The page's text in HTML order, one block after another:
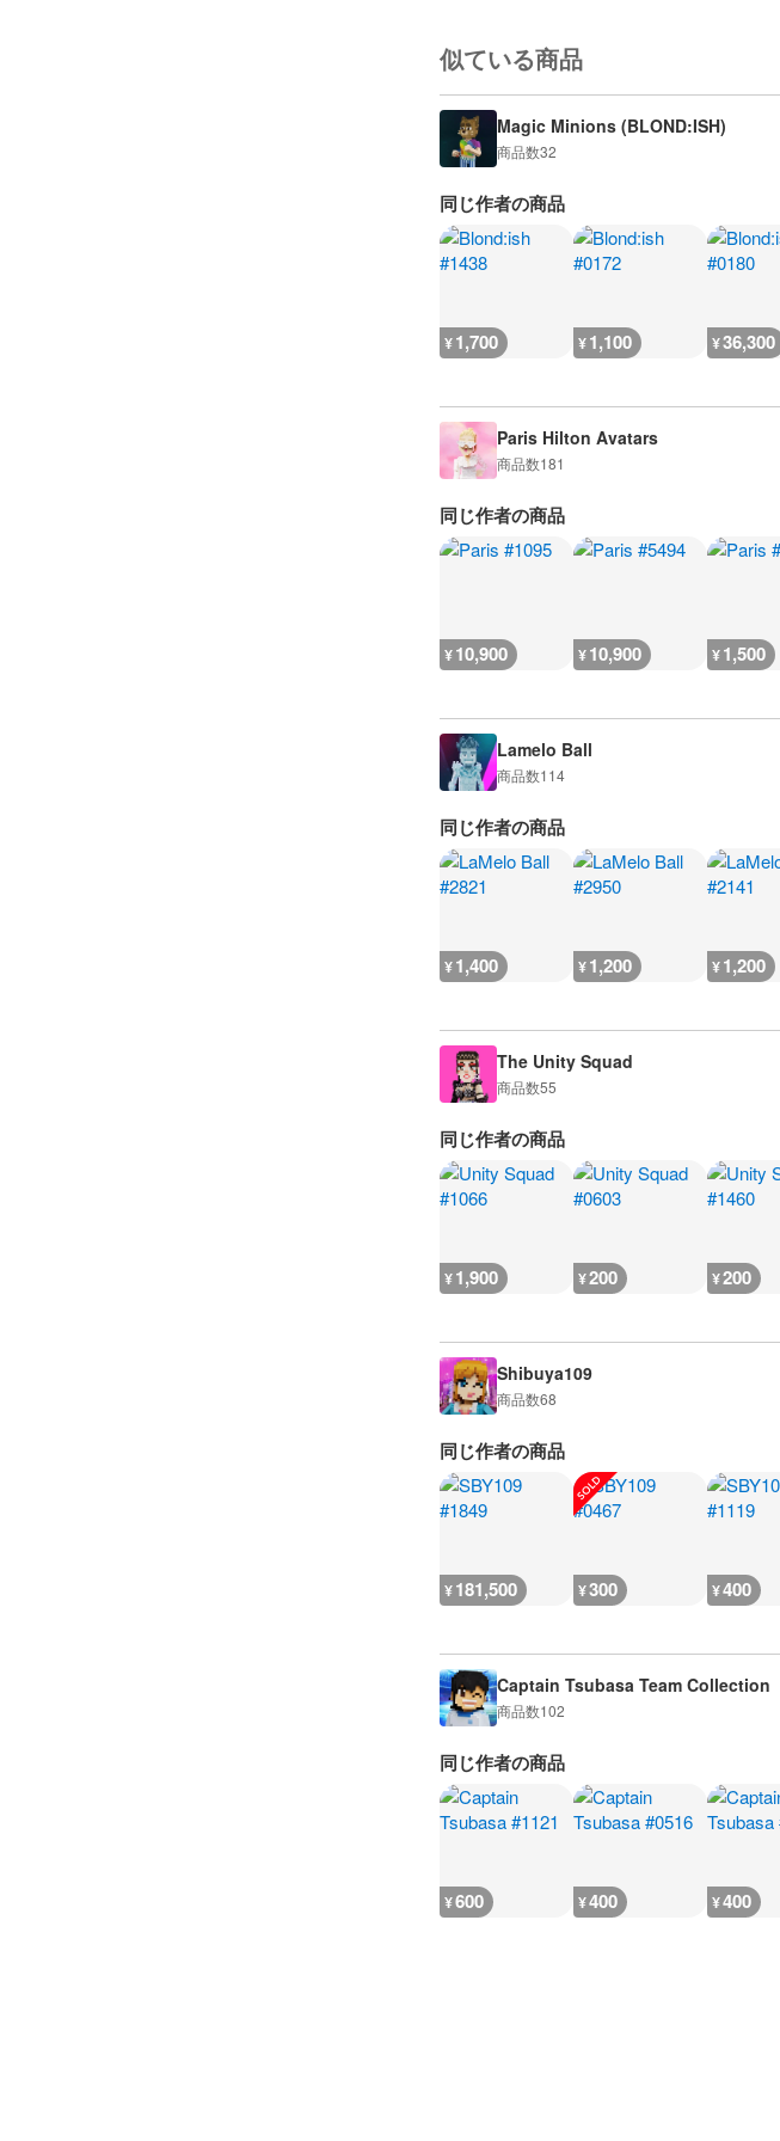
似ている商品
Magic Minions (BLOND:ISH)
商品数32
同じ作者の商品
¥1,700 ¥1,100 ¥36,300
Paris Hilton Avatars
商品数181
同じ作者の商品
¥10,900 ¥10,900 ¥1,500
Lamelo Ball
商品数114
同じ作者の商品
¥1,400 ¥1,200 ¥1,200
The Unity Squad
商品数55
同じ作者の商品
¥1,900 ¥200 ¥200
Shibuya109
商品数68
同じ作者の商品
¥181,500 ¥300 ¥400
Captain Tsubasa Team Collection
商品数102
同じ作者の商品
¥600 ¥400 ¥400